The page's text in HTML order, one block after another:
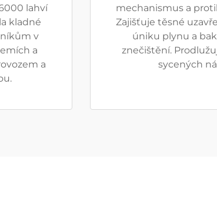
lahví
kladné
v
a
a
mechanismus a
Zajišťuje těsné
úniku plynu a
znečištění.
sycených